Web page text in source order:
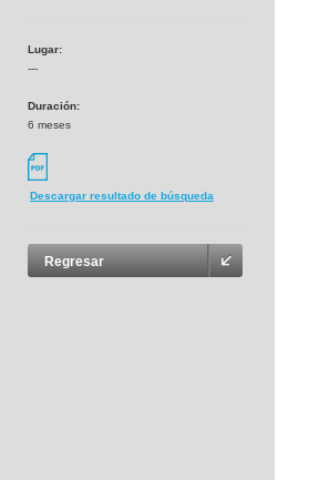
Lugar:
---
Duración:
6 meses
Descargar resultado de búsqueda
Regresar